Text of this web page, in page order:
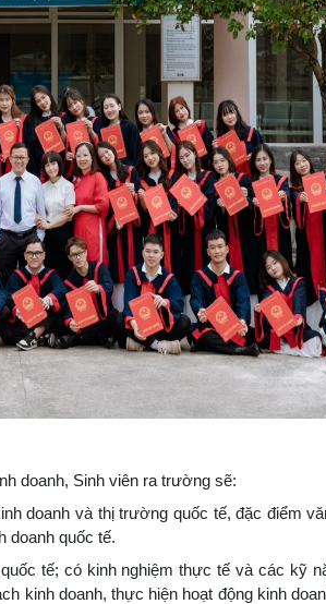
doanh, Sinh viên ra trường sẽ:
doanh và thị trường quốc tế, đặc điểm
doanh quốc tế.
tế; có kinh nghiệm thực tế và các kỹ
kinh doanh, thực hiện hoạt động kinh